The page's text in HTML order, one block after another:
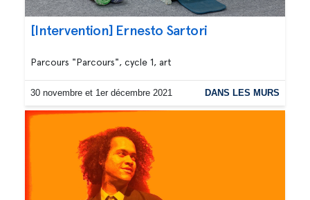
[Intervention] Ernesto Sartori
Parcours "Parcours", cycle 1, art
30 novembre et 1er décembre 2021 DANS LES MURS